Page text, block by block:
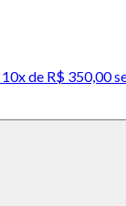
10x de R$ 350,00